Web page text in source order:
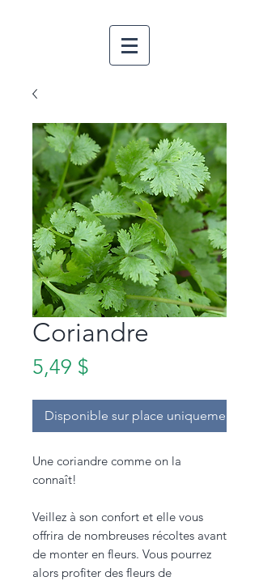
Coriandre
5,49 $
Disponible sur place uniquement.
Une coriandre comme on la
connaît!
Veillez à son confort et elle vous
offrira de nombreuses récoltes avant
de monter en fleurs. Vous pourrez
alors profiter des fleurs de